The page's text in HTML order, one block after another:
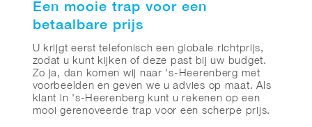
Een mooie trap voor een
betaalbare prijs
U krijgt eerst telefonisch een globale richtprijs,
zodat u kunt kijken of deze past bij uw budget.
Zo ja, dan komen wij naar 's-Heerenberg met
voorbeelden en geven we u advies op maat. Als
klant in 's-Heerenberg kunt u rekenen op een
mooi gerenoveerde trap voor een scherpe prijs.